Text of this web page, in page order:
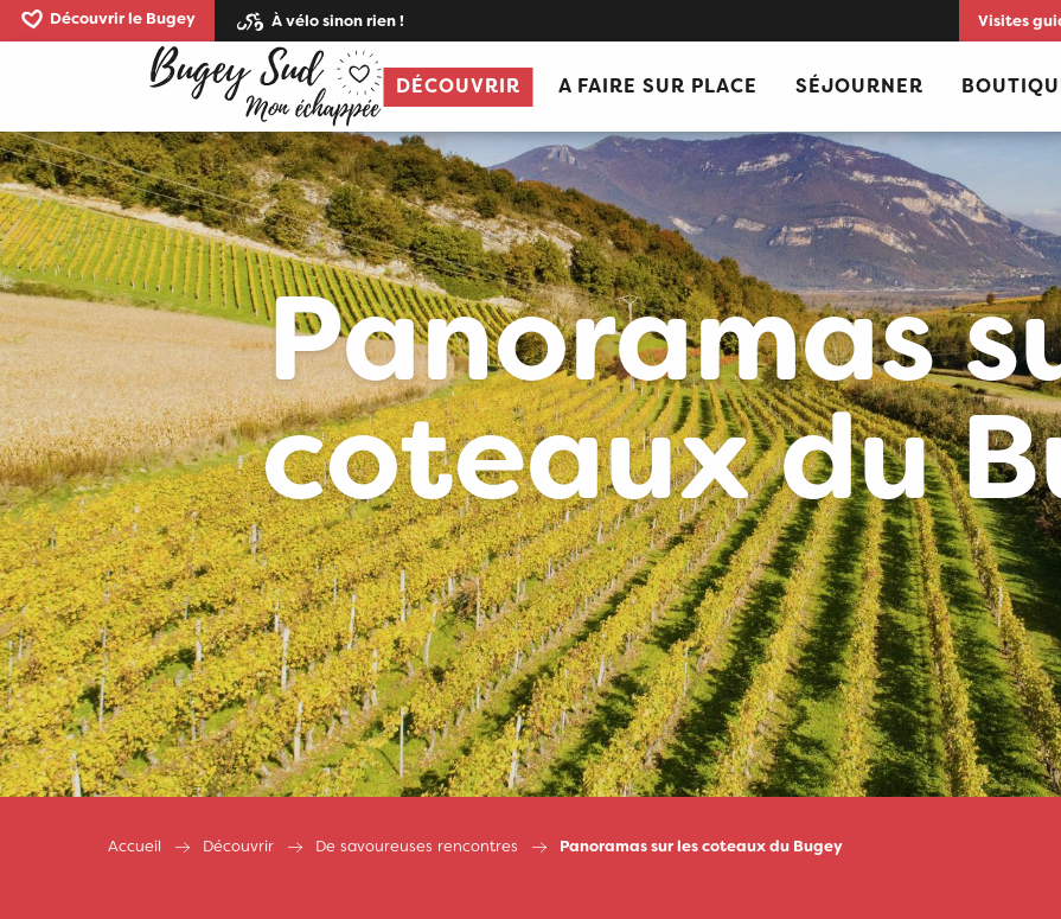
Aller
au
Visites
Découvrir le Bugey À vélo sinon rien !
DÉCOUVRIR A FAIRE SUR PLACE SÉJOURNER
Panoramas
coteaux du
Accueil Découvrir De savoureuses rencontres Panoramas sur les coteaux du Bugey